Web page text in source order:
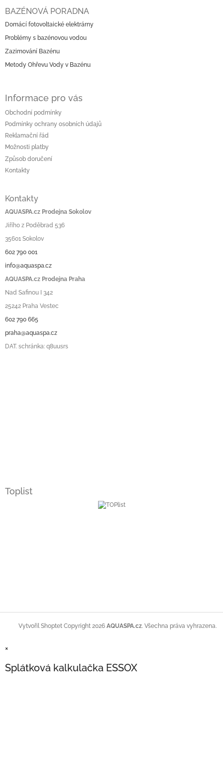
BAZÉNOVÁ PORADNA
Domácí fotovoltaické elektrárny
Problémy s bazénovou vodou
Zazimování Bazénu
Metody Ohřevu Vody v Bazénu
Informace pro vás
Obchodní podmínky
Podmínky ochrany osobních údajů
Reklamační řád
Možnosti platby
Způsob doručení
Kontakty
Kontakty
AQUASPA.cz Prodejna Sokolov
Jiřího z Poděbrad 536
35601 Sokolov
602 790 001
info@aquaspa.cz
AQUASPA.cz Prodejna Praha
Nad Safinou I 342
25242 Praha Vestec
602 790 665
praha@aquaspa.cz
DAT. schránka: q8uusrs
Toplist
Vytvořil Shoptet Copyright 2026 AQUASPA.cz. Všechna práva vyhrazena.
×
Splátková kalkulačka ESSOX